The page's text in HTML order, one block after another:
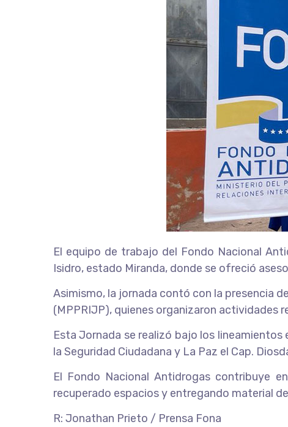
El equipo de trabajo del Fondo Nacional
Isidro, estado Miranda, donde se ofreció
Asimismo, la jornada contó con la presencia
(MPPRIJP), quienes organizaron actividades
Esta Jornada se realizó bajo los
la Seguridad Ciudadana y La Paz el Cap.
El Fondo Nacional Antidrogas contribuye
recuperado espacios y entregando material
R: Jonathan Prieto / Prensa Fona